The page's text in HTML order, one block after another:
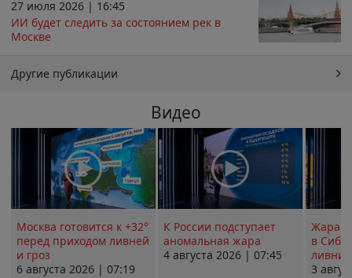
27 июля 2026 | 16:45
ИИ будет следить за состоянием рек в
Москве
Другие публикации
Видео
Москва готовится к +32°
перед приходом ливней
и гроз
6 августа 2026 | 07:19
К России подступает
аномальная жара
4 августа 2026 | 07:45
Жара в
в
ливни
3